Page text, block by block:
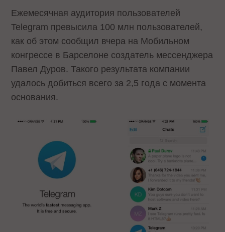
Ежемесячная аудитория пользователей
Telegram превысила 100 млн пользователей,
как об этом сообщил вчера на Мобильном
конгрессе в Барселоне создатель мессенджера
Павел Дуров. Такого результата компании
удалось добиться всего за 2,5 года с момента
основания.